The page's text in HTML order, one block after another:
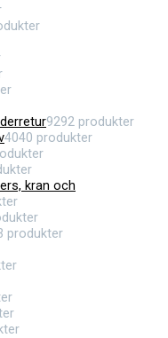
9292 produkter
4040 produkter
kran och
produkter